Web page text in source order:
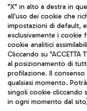
Pizza
Autobus
Scopri le linee di
Leonardo Da Vinci.
Ristoranti
Aeroporti di Roma
coordinamento di
Codice fiscale e
IVA 06572251004
Capitale sociale
Sede legale: Via Pier
telefono +39 06 65951
"X" in alto a destra in
all'uso dei cookie che
impostazioni di default,
esclusivamente i cookie
cookie analitici
Cliccando su "ACCETTA
al posizionamento di
profilazione. Il
qualsiasi momento.
singoli cookie cliccando
in ogni momento dal